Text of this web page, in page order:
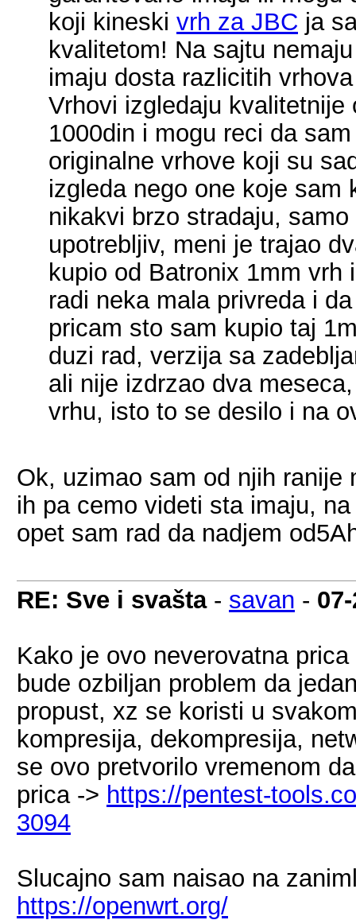
koji kineski vrh za JBC ja
kvalitetom! Na sajtu
imaju dosta razlicitih
Vrhovi izgledaju
1000din i mogu reci da
originalne vrhove koji su
izgleda nego one koje sam
nikakvi brzo stradaju,
upotrebljiv, meni je trajao
kupio od Batronix 1mm vrh
radi neka mala privreda i
pricam sto sam kupio taj
duzi rad, verzija sa
ali nije izdrzao dva
vrhu, isto to se desilo i na
Ok, uzimao sam od njih ranije
ih pa cemo videti sta imaju,
opet sam rad da nadjem
RE: Sve i svašta- savan -
Kako je ovo neverovatna
bude ozbiljan problem da
propust, xz se koristi u
kompresija, dekompresija,
se ovo pretvorilo vremenom
prica -> https://pentest-
3094
Slucajno sam naisao na
https://openwrt.org/